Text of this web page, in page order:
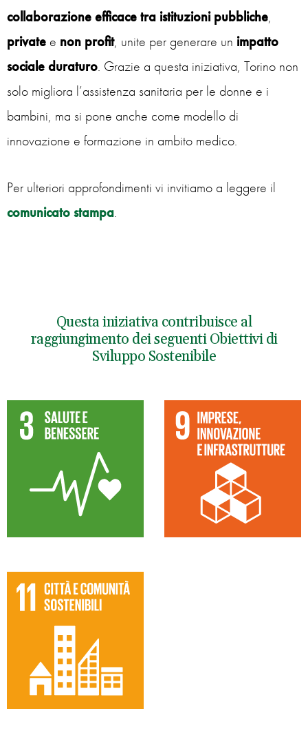
collaborazione efficace tra istituzioni pubbliche,
private e non profit, unite per generare un impatto
sociale duraturo. Grazie a questa iniziativa, Torino non
solo migliora l’assistenza sanitaria per le donne e i
bambini, ma si pone anche come modello di
innovazione e formazione in ambito medico.
Per ulteriori approfondimenti vi invitiamo a leggere il
comunicato stampa.
Questa iniziativa contribuisce al
raggiungimento dei seguenti Obiettivi di
Sviluppo Sostenibile